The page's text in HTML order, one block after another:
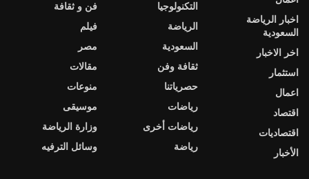
اخبار الرياضة
السعودية
اخر الاخبار
استثمار
اعمال
اقتصاد
اقتصاديات
الأخبار
التكنولوجيا
الرياضة
السعودية
ثقافة وفن
حصرياتنا
رياضات
رياضات أخرى
رياضة
فن و ثقافة
فيلم
مصر
مقالات
منوعات
موسيقى
وزارة الرياضة
وسائل الترفيه